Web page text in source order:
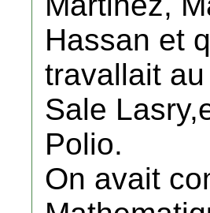
Hassan et
travallait
Sale
Polio.
On avait